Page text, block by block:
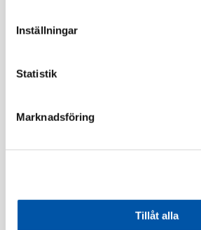
Inställningar
Statistik
Marknadsföring
Tillåt alla